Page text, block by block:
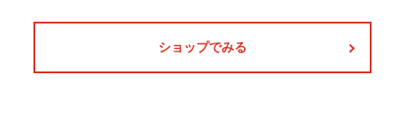
ショップでみる